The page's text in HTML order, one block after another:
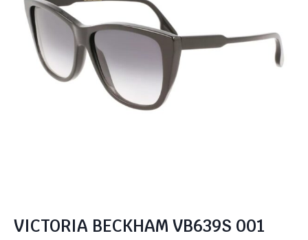
VICTORIA BECKHAM VB639S 001